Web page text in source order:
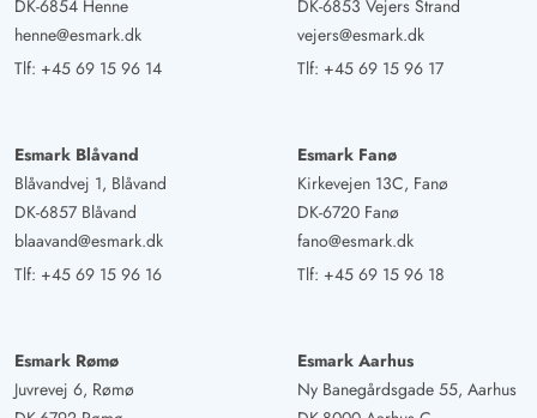
DK-6854 Henne
henne@esmark.dk
Tlf: +45 69 15 96 14
DK-6853 Vejers Strand
vejers@esmark.dk
Tlf: +45 69 15 96 17
Esmark Blåvand
Blåvandvej 1, Blåvand
DK-6857 Blåvand
blaavand@esmark.dk
Tlf: +45 69 15 96 16
Esmark Fanø
Kirkevejen 13C, Fanø
DK-6720 Fanø
fano@esmark.dk
Tlf: +45 69 15 96 18
Esmark Rømø
Juvrevej 6, Rømø
Esmark Aarhus
Ny Banegårdsgade 55, Aarhus